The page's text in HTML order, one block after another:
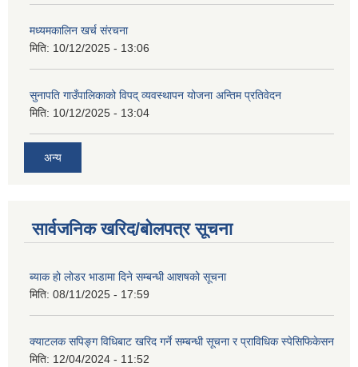
मध्यमकालिन खर्च संरचना
मिति: 10/12/2025 - 13:06
सुनापति गाउँपालिकाको विपद् व्यवस्थापन योजना अन्तिम प्रतिवेदन
मिति: 10/12/2025 - 13:04
अन्य
सार्वजनिक खरिद/बोलपत्र सूचना
ब्याक हो लोडर भाडामा दिने सम्बन्धी आशषको सूचना
मिति: 08/11/2025 - 17:59
क्याटलक सपिङ्ग विधिबाट खरिद गर्ने सम्बन्धी सूचना र प्राविधिक स्पेसिफिकेसन
मिति: 12/04/2024 - 11:52